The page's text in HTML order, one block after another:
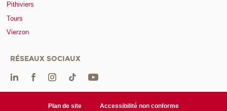
Pithiviers
Tours
Vierzon
RÉSEAUX SOCIAUX
Plan de site Accessibilité non conforme